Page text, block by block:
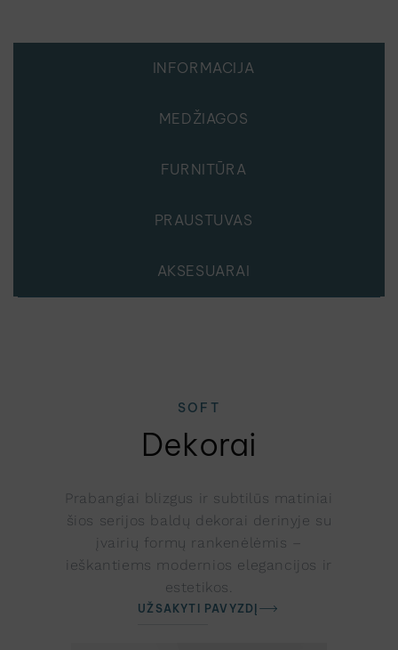
INFORMACIJA
MEDŽIAGOS
FURNITŪRA
PRAUSTUVAS
AKSESUARAI
Dekorai
SOFT
Prabangiai blizgus ir subtilūs matiniai
šios serijos baldų dekorai derinyje su
įvairių formų rankenėlėmis –
ieškantiems modernios elegancijos ir
estetikos.
UŽSAKYTI PAVYZDĮ